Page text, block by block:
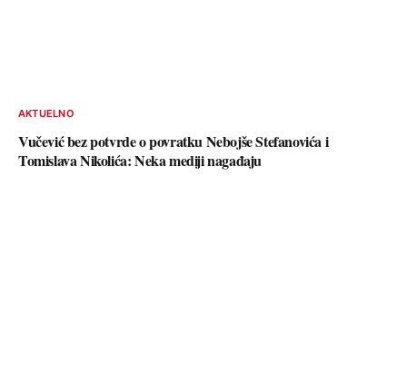
AKTUELNO
Vučević bez potvrde o povratku Nebojše Stefanovića i
Tomislava Nikolića: Neka mediji nagađaju